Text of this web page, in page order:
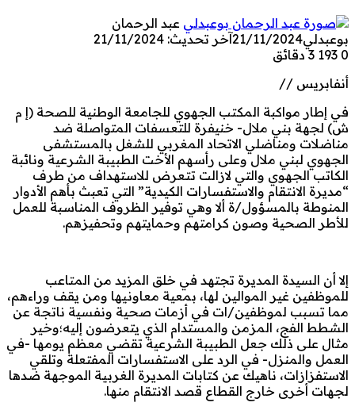
عبد الرحمان
بوعبدلي21/11/2024آخر تحديث: 21/11/2024
0
3 دقائق
أنفابريس //
في إطار مواكبة المكتب الجهوي للجامعة الوطنية للصحة (إ م
ش) لجهة بني ملال- خنيفرة للتعسفات المتواصلة ضد
مناضلات ومناضلي الاتحاد المغربي للشغل بالمستشفى
الجهوي لبني ملال وعلى رأسهم الأخت الطبيبة الشرعية ونائبة
الكاتب الجهوي والتي لازالت تتعرض للاستهداف من طرف
“مديرة الانتقام والاستفسارات الكيدية” التي تعبث بأهم الأدوار
المنوطة بالمسؤول/ة ألا وهي توفير الظروف المناسبة للعمل
للأطر الصحية وصون كرامتهم وحمايتهم وتحفيزهم.
إلا أن السيدة المديرة تجتهد في خلق المزيد من المتاعب
للموظفين غير الموالين لها، بمعية معاونيها ومن يقف وراءهم،
مما تسبب لموظفين/ات في أزمات صحية ونفسية ناتجة عن
الشطط الفج، المزمن والمستدام الذي يتعرضون إليه؛وخير
مثال على ذلك جعل الطبيبة الشرعية تقضي معظم يومها -في
العمل والمنزل- في الرد على الاستفسارات المفتعلة وتلقي
الاستفزازات، ناهيك عن كتابات المديرة الغربية الموجهة ضدها
لجهات أخرى خارج القطاع قصد الانتقام منها.